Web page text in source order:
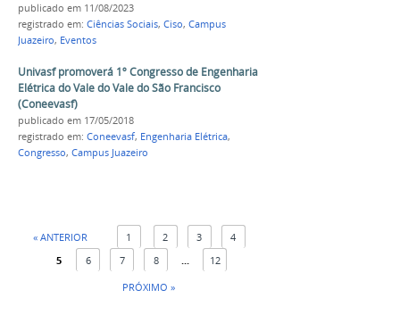
publicado em 11/08/2023
registrado em: Ciências Sociais, Ciso, Campus
Juazeiro, Eventos
Univasf promoverá 1º Congresso de Engenharia
Elétrica do Vale do Vale do São Francisco
(Coneevasf)
publicado em 17/05/2018
registrado em: Coneevasf, Engenharia Elétrica,
Congresso, Campus Juazeiro
« ANTERIOR 1 2 3
4
5
6 7 8 ...
12
PRÓXIMO »